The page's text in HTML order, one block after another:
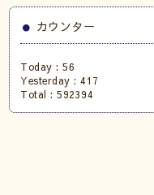
カウンター
Today :56
Yesterday :417
Total :592394